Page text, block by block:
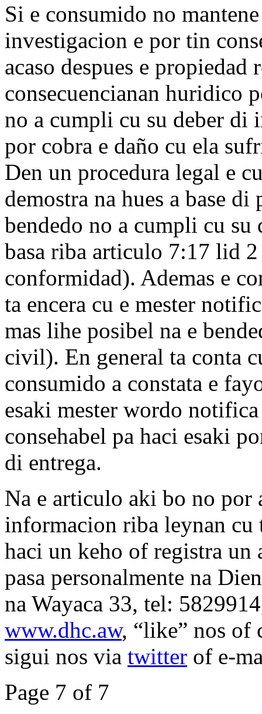
Si e consumido no
investigacion e por tin
acaso despues e
consecuencianan huridico
no a cumpli cu su deber di
por cobra e daño cu ela
Den un procedura legal e
demostra na hues a base
bendedo no a cumpli cu
basa riba articulo 7:17 lid
conformidad). Ademas e
ta encera cu e mester
mas lihe posibel na e
civil). En general ta conta
consumido a constata e
esaki mester wordo
consehabel pa haci esaki
di entrega.
Na e articulo aki bo no por
informacion riba leynan cu
haci un keho of registra un
pasa personalmente na
na Wayaca 33, tel:
www.dhc.aw, “like” nos of
sigui nos via twitter of e-
Page 7 of 7